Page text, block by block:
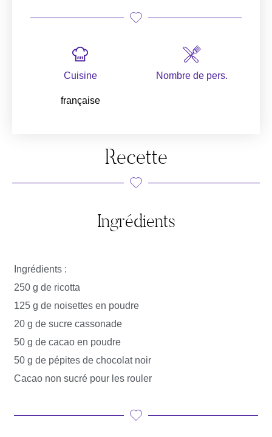
Cuisine
française
Nombre de pers.
Recette
Ingrédients
Ingrédients :
250 g de ricotta
125 g de noisettes en poudre
20 g de sucre cassonade
50 g de cacao en poudre
50 g de pépites de chocolat noir
Cacao non sucré pour les rouler